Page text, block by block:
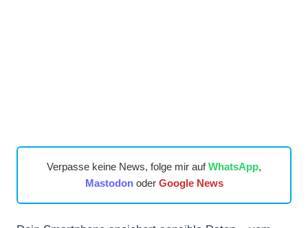
Verpasse keine News, folge mir aufWhatsApp,
Mastodonoder Google News